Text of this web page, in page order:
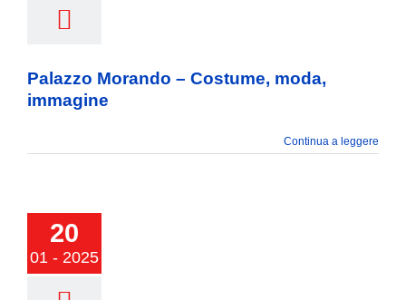
moda,
Palazzo Morando – Costume, moda,
immagine
Continua a leggere
20
01 - 2025